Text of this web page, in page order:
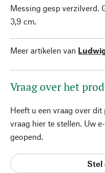
Messing gesp verzilverd.
3,9 cm.
Meer artikelen van
Vraag over het
Heeft u een vraag over
vraag hier te stellen. Uw
geopend.
Stel